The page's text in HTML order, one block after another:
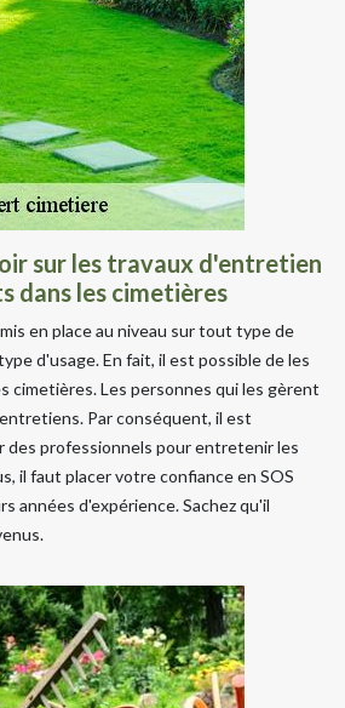
sur les travaux d'entretien
dans les cimetières
en place au niveau sur tout type de
d'usage. En fait, il est possible de les
cimetières. Les personnes qui les gèrent
Par conséquent, il est
des professionnels pour entretenir les
il faut placer votre confiance en SOS
années d'expérience. Sachez qu'il